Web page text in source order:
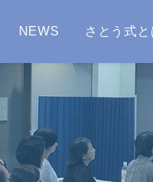
NEWS さとう式と